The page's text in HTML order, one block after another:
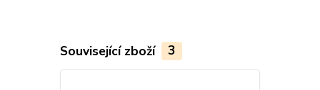
Související zboží 3